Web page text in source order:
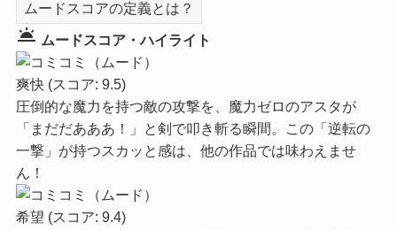
ムードスコアの定義とは？
wb_twilight ムードスコア・ハイライト
爽快 (スコア: 9.5)
圧倒的な魔力を持つ敵の攻撃を、魔力ゼロのアスタが
「まだだあああ！」と剣で叩き斬る瞬間。この「逆転の
一撃」が持つスカッと感は、他の作品では味わえませ
ん！
希望 (スコア: 9.4)